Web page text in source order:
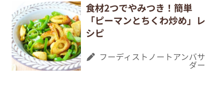
食材2つでやみつき！簡単
「ピーマンとちくわ炒め」レ
シピ
フーディストノートアンバサ
ダー